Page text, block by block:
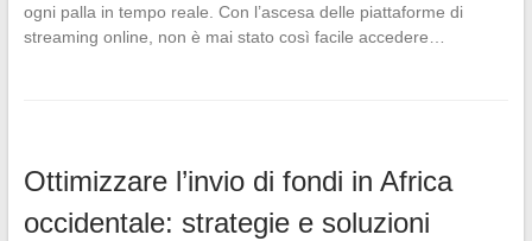
ogni palla in tempo reale. Con l’ascesa delle piattaforme di
streaming online, non è mai stato così facile accedere…
Ottimizzare l’invio di fondi in Africa
occidentale: strategie e soluzioni